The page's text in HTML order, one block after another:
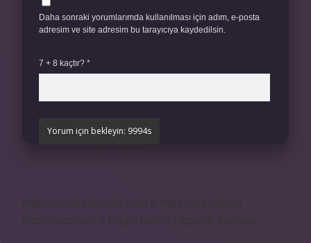
Daha sonraki yorumlarımda kullanılması için adım, e-posta
adresim ve site adresim bu tarayıcıya kaydedilsin.
7 + 8 kaçtır? *